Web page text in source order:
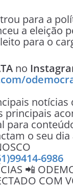
para a
a eleição
para o
no
principais
para
o seu dia
6986
📲
COM